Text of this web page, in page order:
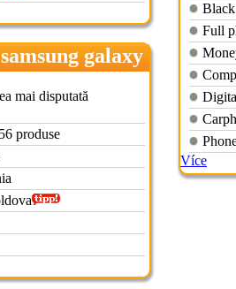
galaxy
mai disputată
produse
Full
Více